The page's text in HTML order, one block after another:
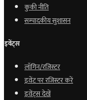
कुकी नीति
सम्पादकीय सुशासन
इवेंट्स
लॉगिन/रजिस्टर
इवेंट पर रजिस्टर करें
इवेंट्स देखें